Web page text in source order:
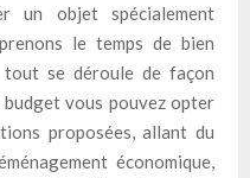
un objet spécialement
le temps de bien
tout se déroule de façon
vous pouvez opter
proposées, allant du
économique,